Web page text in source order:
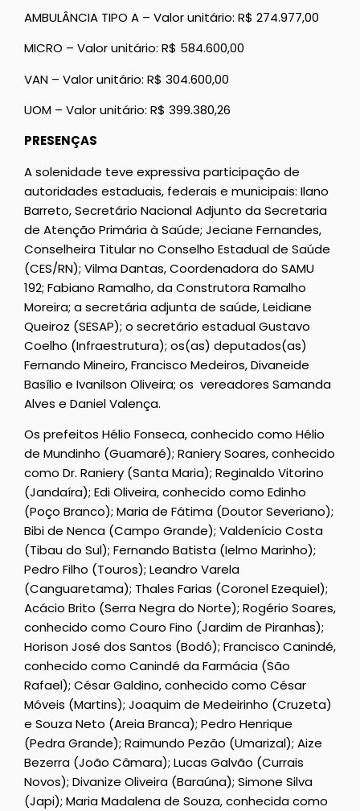
AMBULÂNCIA TIPO A – Valor unitário: R$ 274.977,00
MICRO – Valor unitário: R$ 584.600,00
VAN – Valor unitário: R$ 304.600,00
UOM – Valor unitário: R$ 399.380,26
PRESENÇAS
A solenidade teve expressiva participação de
autoridades estaduais, federais e municipais: Ilano
Barreto, Secretário Nacional Adjunto da Secretaria
de Atenção Primária à Saúde; Jeciane Fernandes,
Conselheira Titular no Conselho Estadual de Saúde
(CES/RN); Vilma Dantas, Coordenadora do SAMU
192; Fabiano Ramalho, da Construtora Ramalho
Moreira; a secretária adjunta de saúde, Leidiane
Queiroz (SESAP); o secretário estadual Gustavo
Coelho (Infraestrutura); os(as) deputados(as)
Fernando Mineiro, Francisco Medeiros, Divaneide
Basílio e Ivanilson Oliveira; os vereadores Samanda
Alves e Daniel Valença.
Os prefeitos Hélio Fonseca, conhecido como Hélio
de Mundinho (Guamaré); Raniery Soares, conhecido
como Dr. Raniery (Santa Maria); Reginaldo Vitorino
(Jandaíra); Edi Oliveira, conhecido como Edinho
(Poço Branco); Maria de Fátima (Doutor Severiano);
Bibi de Nenca (Campo Grande); Valdenício Costa
(Tibau do Sul); Fernando Batista (Ielmo Marinho);
Pedro Filho (Touros); Leandro Varela
(Canguaretama); Thales Farias (Coronel Ezequiel);
Acácio Brito (Serra Negra do Norte); Rogério Soares,
conhecido como Couro Fino (Jardim de Piranhas);
Horison José dos Santos (Bodó); Francisco Canindé,
conhecido como Canindé da Farmácia (São
Rafael); César Galdino, conhecido como César
Móveis (Martins); Joaquim de Medeirinho (Cruzeta)
e Souza Neto (Areia Branca); Pedro Henrique
(Pedra Grande); Raimundo Pezão (Umarizal); Aize
Bezerra (João Câmara); Lucas Galvão (Currais
Novos); Divanize Oliveira (Baraúna); Simone Silva
(Japi); Maria Madalena de Souza, conhecida como